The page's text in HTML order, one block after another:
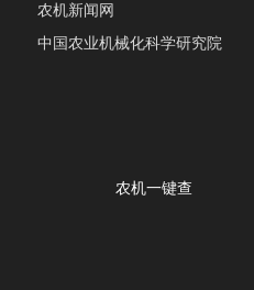
农机新闻网
中国农业机械化科学研究院
农机一键查